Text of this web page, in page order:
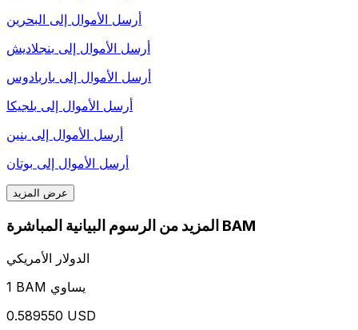
أرسل الأموال إلى البحرين
أرسل الأموال إلى بنجلاديش
أرسل الأموال إلى باربادوس
أرسل الأموال إلى بلجيكا
أرسل الأموال إلى بنين
أرسل الأموال إلى بوتان
عرض المزيد
المزيد من الرسوم البيانية المباشرة BAM
الدولار الأمريكي
1 BAM يساوي
0.589550 USD